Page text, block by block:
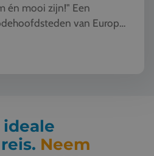
én mooi zijn!" Een
van Europa
Neem